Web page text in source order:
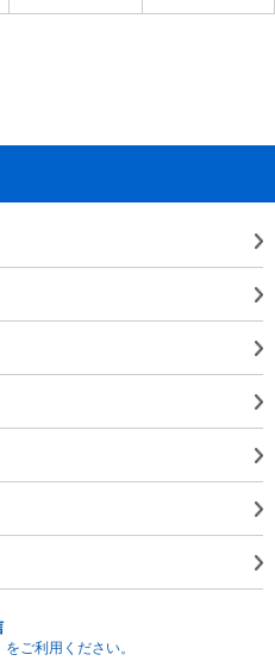
ご利用ください。